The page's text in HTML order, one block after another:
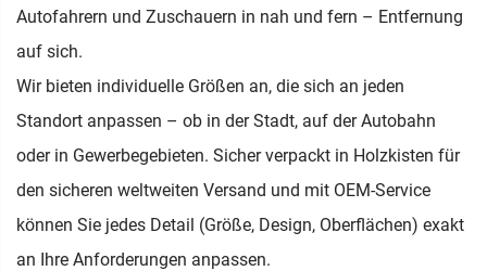
Autofahrern und Zuschauern in nah und fern – Entfernung
auf sich.
Wir bieten individuelle Größen an, die sich an jeden
Standort anpassen – ob in der Stadt, auf der Autobahn
oder in Gewerbegebieten. Sicher verpackt in Holzkisten für
den sicheren weltweiten Versand und mit OEM-Service
können Sie jedes Detail (Größe, Design, Oberflächen) exakt
an Ihre Anforderungen anpassen.